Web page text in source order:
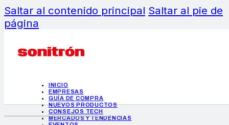
Saltar al contenido principal Saltar al pie de
página
INICIO
EMPRESAS
GUÍA DE COMPRA
NUEVOS PRODUCTOS
CONSEJOS TECH
MERCADOS Y TENDENCIAS